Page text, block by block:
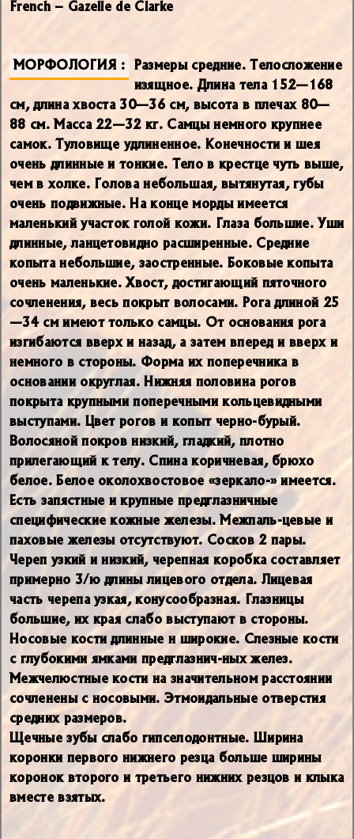
French – Gazelle de Clarke
МОРФОЛОГИЯ Размеры средние. Телосложение
изящное. Длина тела 152—168
см, длина хвоста 30—36 см, высота в плечах 80—
88 см. Масса 22—32 кг. Самцы немного крупнее
самок. Туловище удлиненное. Конечности и шея
очень длинные и тонкие. Тело в крестце чуть выше,
чем в холке. Голова небольшая, вытянутая, губы
очень подвижные. На конце морды имеется
маленький участок голой кожи. Глаза большие. Уши
длинные, ланцетовидно расширенные. Средние
копыта небольшие, заостренные. Боковые копыта
очень маленькие. Хвост, достигающий пяточного
сочленения, весь покрыт волосами. Рога длиной 25
—34 см имеют только самцы. От основания рога
изгибаются вверх и назад, а затем вперед и вверх и
немного в стороны. Форма их поперечника в
основании округлая. Нижняя половина рогов
покрыта крупными поперечными кольцевидными
выступами. Цвет рогов и копыт черно-бурый.
Волосяной покров низкий, гладкий, плотно
прилегающий к телу. Спина коричневая, брюхо
белое. Белое околохвостовое «зеркало-» имеется.
Есть запястные и крупные предглазничные
специфические кожные железы. Межпаль-цевые и
паховые железы отсутствуют. Сосков 2 пары.
Череп узкий и низкий, черепная коробка составляет
примерно 3/ю длины лицевого отдела. Лицевая
часть черепа узкая, конусообразная. Глазницы
большие, их края слабо выступают в стороны.
Носовые кости длинные н широкие. Слезные кости
с глубокими ямками предглазнич-ных желез.
Межчелюстные кости на значительном расстоянии
сочленены с носовыми. Этмоидальные отверстия
средних размеров.
Щечные зубы слабо гипселодонтные. Ширина
коронки первого нижнего резца больше ширины
коронок второго и третьего нижних резцов и клыка
вместе взятых.